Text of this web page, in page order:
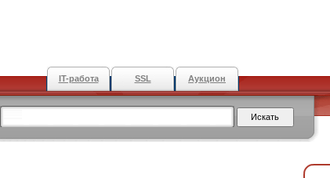
IT-работа SSL Аукцион